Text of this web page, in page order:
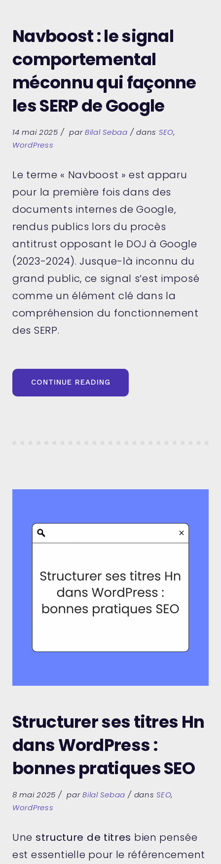
Navboost : le signal
comportemental
méconnu qui façonne
les SERP de Google
14 mai 2025 parBilal Sebaa dans SEO,
WordPress
Le terme « Navboost » est apparu
pour la première fois dans des
documents internes de Google,
rendus publics lors du procès
antitrust opposant le DOJ à Google
(2023-2024). Jusque-là inconnu du
grand public, ce signal s’est imposé
comme un élément clé dans la
compréhension du fonctionnement
des SERP.
CONTINUE READING
LE
Structurer ses titres Hn
dans WordPress :
bonnes pratiques SEO
8 mai 2025 parBilal Sebaa dansSEO,
WordPress
Une structure de titres bien pensée
est essentielle pour le référencement